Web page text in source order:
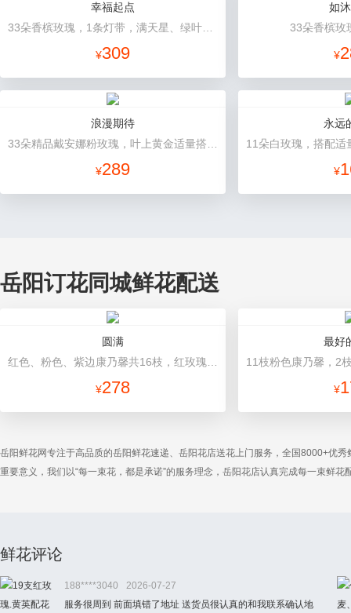
幸福起点
¥309
如
33朵香槟玫
¥
浪漫期待
¥289
永远
¥
岳阳订花同城鲜花配送
圆满
¥278
最好
¥
岳阳鲜花网专注于高品质的岳阳鲜花速递、岳阳花店送花上门服务，全国8000+优
重要意义，我们以“每一束花，都是承诺”的服务理念，岳阳花店认真完成每一束鲜
鲜花评论
188****3040
2026-07-27
服务很周到 前面填错了地址 送货员很认真的和我联系确认地